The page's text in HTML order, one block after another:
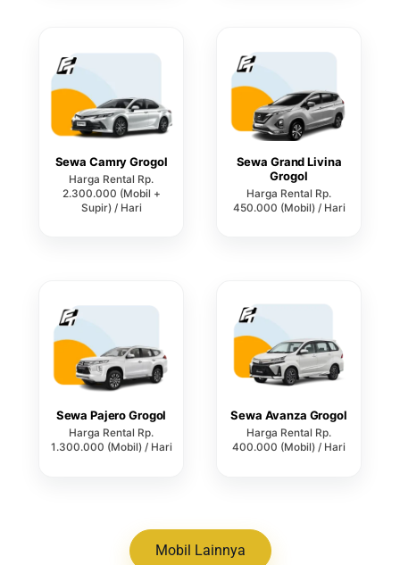
Sewa Camry Grogol
Harga Rental Rp.
2.300.000 (Mobil +
Supir) / Hari
Sewa Grand Livina
Grogol
Harga Rental Rp.
450.000 (Mobil) / Hari
Sewa Pajero Grogol
Harga Rental Rp.
1.300.000 (Mobil) / Hari
Sewa Avanza Grogol
Harga Rental Rp.
400.000 (Mobil) / Hari
Mobil Lainnya